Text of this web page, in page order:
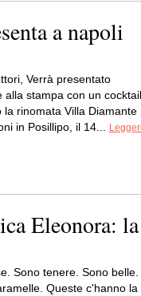
a napoli
Verrà presentato
alla stampa con un cocktail
la rinomata Villa Diamante
in Posillipo, il 14...
Eleonora: la
Sono tenere. Sono belle.
Queste c'hanno la